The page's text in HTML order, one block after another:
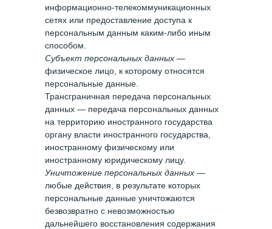
информационно-телекоммуникационных
сетях или предоставление доступа к
персональным данным каким-либо иным
способом.
Субъект персональных данных —
физическое лицо, к которому относятся
персональные данные.
Трансграничная передача персональных
данных — передача персональных данных
на территорию иностранного государства
органу власти иностранного государства,
иностранному физическому или
иностранному юридическому лицу.
Уничтожение персональных данных —
любые действия, в результате которых
персональные данные уничтожаются
безвозвратно с невозможностью
дальнейшего восстановления содержания